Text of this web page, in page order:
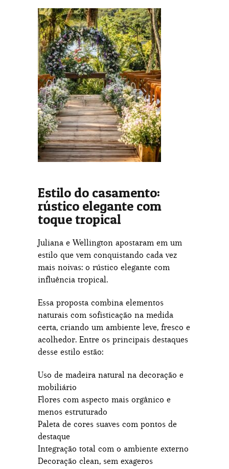
Estilo do casamento:
rústico elegante com
toque tropical
Juliana e Wellington apostaram em um
estilo que vem conquistando cada vez
mais noivas: o rústico elegante com
influência tropical.
Essa proposta combina elementos
naturais com sofisticação na medida
certa, criando um ambiente leve, fresco e
acolhedor. Entre os principais destaques
desse estilo estão:
Uso de madeira natural na decoração e
mobiliário
Flores com aspecto mais orgânico e
menos estruturado
Paleta de cores suaves com pontos de
destaque
Integração total com o ambiente externo
Decoração clean, sem exageros